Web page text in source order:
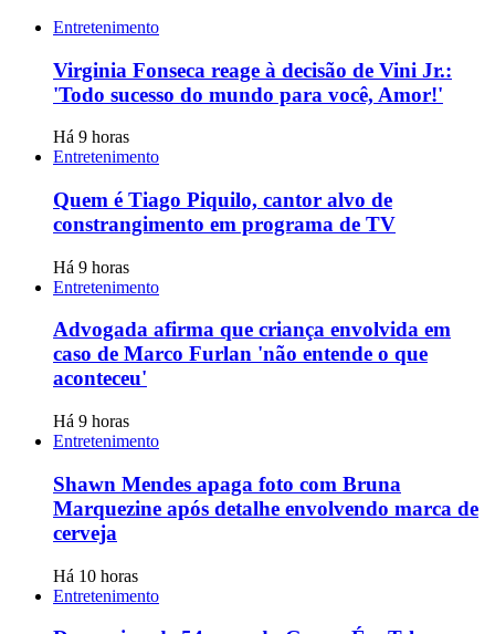
Entretenimento
Virginia Fonseca reage à decisão de Vini Jr.:
'Todo sucesso do mundo para você, Amor!'
Há 9 horas
Entretenimento
Quem é Tiago Piquilo, cantor alvo de
constrangimento em programa de TV
Há 9 horas
Entretenimento
Advogada afirma que criança envolvida em
caso de Marco Furlan 'não entende o que
aconteceu'
Há 9 horas
Entretenimento
Shawn Mendes apaga foto com Bruna
Marquezine após detalhe envolvendo marca de
cerveja
Há 10 horas
Entretenimento